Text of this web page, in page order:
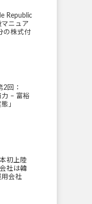
Republic
ニュア
の株式付
2回：
力 – 富裕
」
初上陸
社は韓
用会社